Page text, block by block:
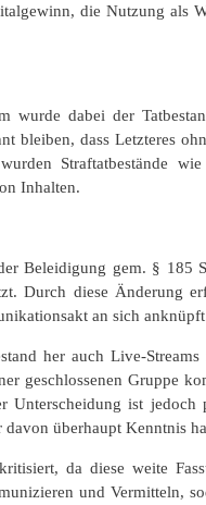
die Nutzung als
wurde dabei der
bleiben, dass Letzteres
Straftatbestände
Inhalten.
Beleidigung gem. § 185
Durch diese Änderung
an sich
her auch Live-
geschlossenen Gruppe
ist jedoch
überhaupt Kenntnis
da diese weite
und Vermitteln,